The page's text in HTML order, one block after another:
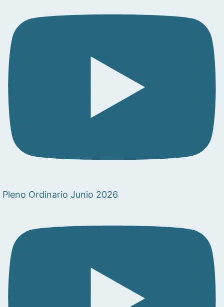
Pleno Ordinario Junio 2026